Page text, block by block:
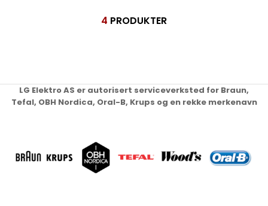
4 PRODUKTER
LG Elektro AS er autorisert serviceverksted for Braun,
Tefal, OBH Nordica, Oral-B, Krups og en rekke merkenavn